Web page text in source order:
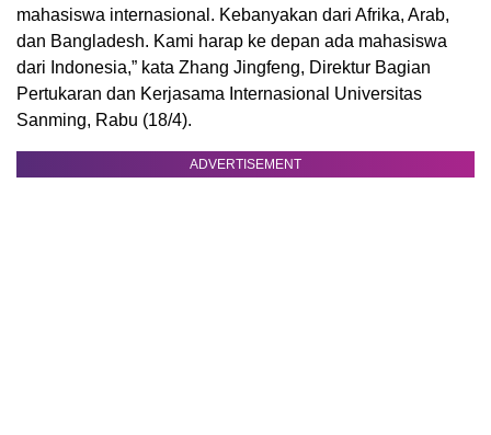
mahasiswa internasional. Kebanyakan dari Afrika, Arab,
dan Bangladesh. Kami harap ke depan ada mahasiswa
dari Indonesia,” kata Zhang Jingfeng, Direktur Bagian
Pertukaran dan Kerjasama Internasional Universitas
Sanming, Rabu (18/4).
ADVERTISEMENT